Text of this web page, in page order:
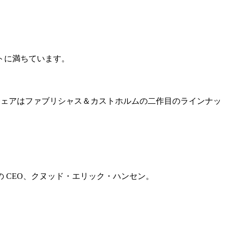
満ちています。
アはファブリシャス＆カストホルムの二作目のラインナッ
、クヌッド・エリック・ハンセン。